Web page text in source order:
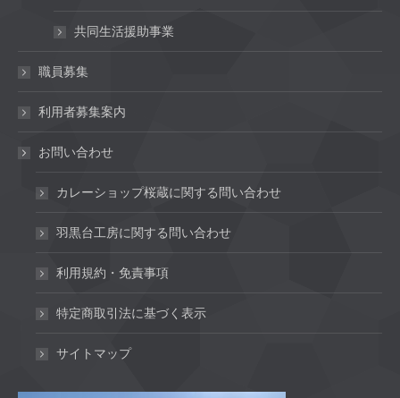
共同生活援助事業
職員募集
利用者募集案内
お問い合わせ
カレーショップ桜蔵に関する問い合わせ
羽黒台工房に関する問い合わせ
利用規約・免責事項
特定商取引法に基づく表示
サイトマップ